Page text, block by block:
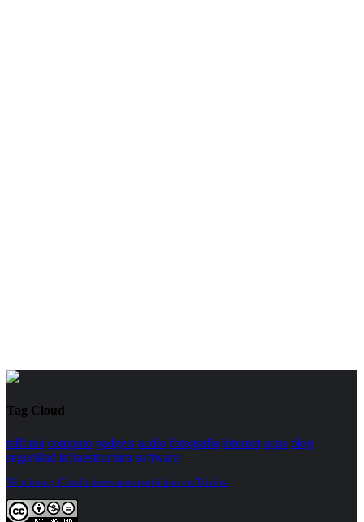
Tag Cloud
telfonia computo gadgets audio fotografia internet apps blog
seguridad infraestructura software
Términos y Condiciones para participar en Trivias.